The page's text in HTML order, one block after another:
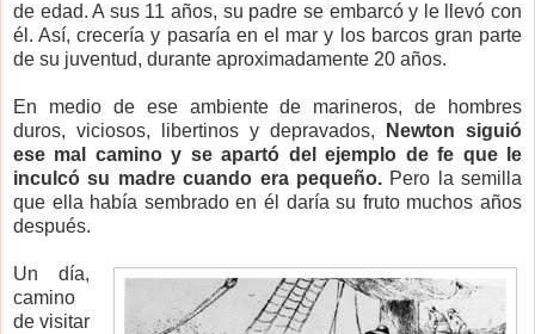
de edad. A sus 11 años, su padre se embarcó y le llevó con
él. Así, crecería y pasaría en el mar y los barcos gran parte
de su juventud, durante aproximadamente 20 años.
En medio de ese ambiente de marineros, de hombres
duros, viciosos, libertinos y depravados,
Newton siguió
ese mal camino y se apartó del ejemplo de fe que le
inculcó su madre cuando era pequeño.Pero la semilla
que ella había sembrado en él daría su fruto muchos años
después.
Un día,
camino
de visitar